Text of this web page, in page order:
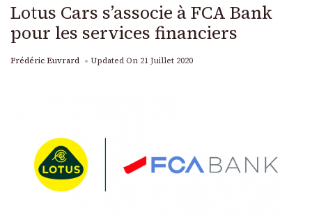
Lotus Cars s’associe à FCA Bank
pour les services financiers
Frédéric Euvrard Updated On 21 Juillet 2020